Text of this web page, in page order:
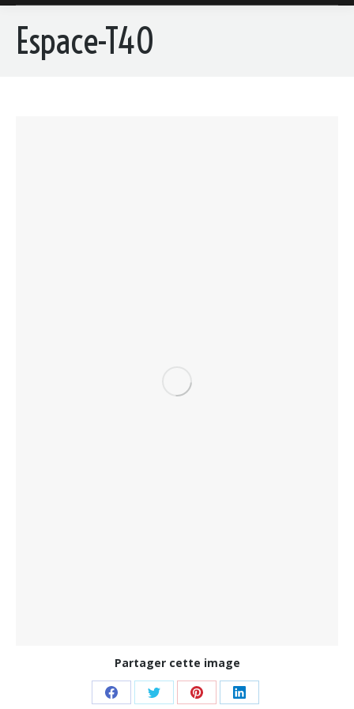
Espace-T40
Partager cette image
Share Share Share Share